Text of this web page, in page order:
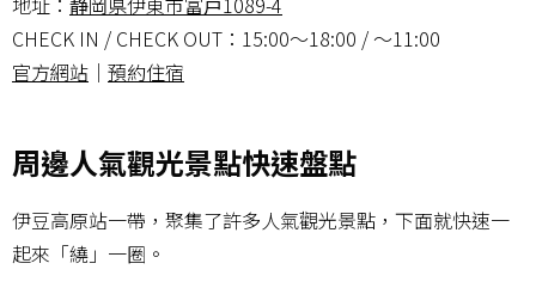
CHECK IN / CHECK OUT：15:00～18:00 / ～11:00
官方網站 ｜ 預約住宿
周邊人氣觀光景點快速盤點
伊豆高原站一帶，聚集了許多人氣觀光景點，下面就快速一
起來「繞」一圈。